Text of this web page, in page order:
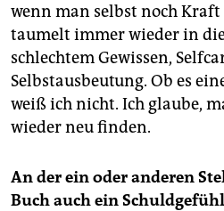
wenn man selbst noch
taumelt immer wieder in
schlechtem Gewissen,
Selbstausbeutung. Ob es
weiß ich nicht. Ich glaube,
wieder neu finden.
An der ein oder anderen
Buch auch ein